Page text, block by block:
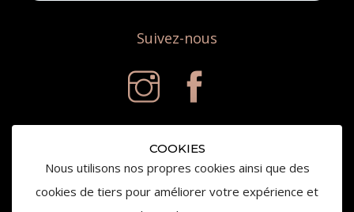
COOKIES
Nous utilisons nos propres cookies ainsi que des
cookies de tiers pour améliorer votre expérience et
Suivez-nous